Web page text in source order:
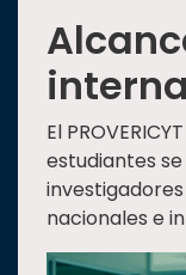
El
estudiantes
nacionales e